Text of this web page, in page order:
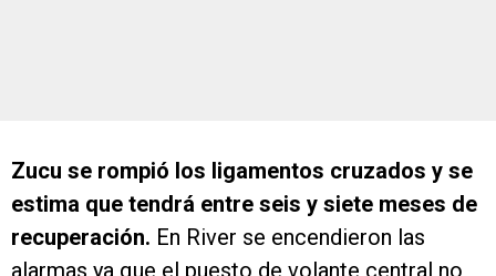
Zucu se rompió los ligamentos cruzados y se
estima que tendrá entre seis y siete meses de
recuperación. En River se encendieron las